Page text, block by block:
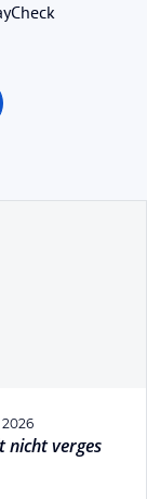
nicht verges